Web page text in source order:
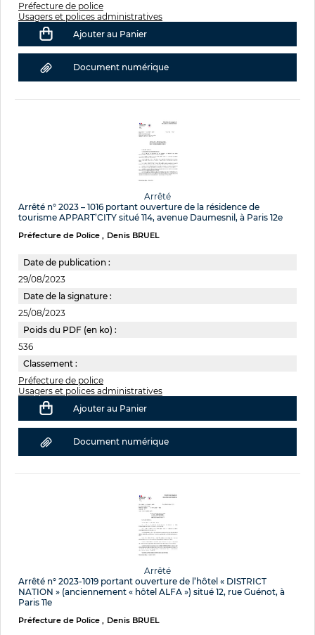
Préfecture de police
Usagers et polices administratives
Ajouter au Panier
Document numérique
Arrêté
Arrêté n° 2023 – 1016 portant ouverture de la résidence de
tourisme APPART’CITY situé 114, avenue Daumesnil, à Paris 12e
Préfecture de Police Denis BRUEL
Date de publication :
29/08/2023
Date de la signature :
25/08/2023
Poids du PDF (en ko) :
536
Classement :
Préfecture de police
Usagers et polices administratives
Ajouter au Panier
Document numérique
Arrêté
Arrêté n° 2023-1019 portant ouverture de l’hôtel « DISTRICT
NATION » (anciennement « hôtel ALFA ») situé 12, rue Guénot, à
Paris 11e
Préfecture de Police Denis BRUEL